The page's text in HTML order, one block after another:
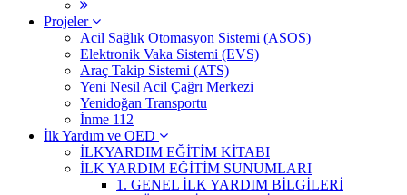
Projeler
Acil Sağlık Otomasyon Sistemi (ASOS)
Elektronik Vaka Sistemi (EVS)
Araç Takip Sistemi (ATS)
Yeni Nesil Acil Çağrı Merkezi
Yenidoğan Transportu
İnme 112
İlk Yardım ve OED
İLKYARDIM EĞİTİM KİTABI
İLK YARDIM EĞİTİM SUNUMLARI
1. GENEL İLK YARDIM BİLGİLERİ